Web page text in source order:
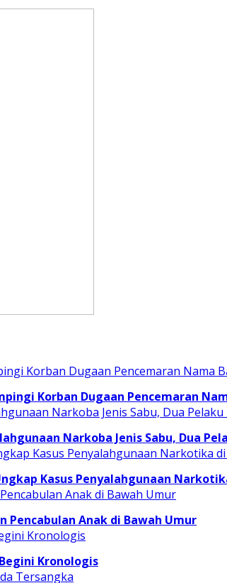
Korban Dugaan Pencemaran
Narkoba Jenis Sabu, Dua
Kasus Penyalahgunaan
Pencabulan Anak di Bawah Umur
Kronologis